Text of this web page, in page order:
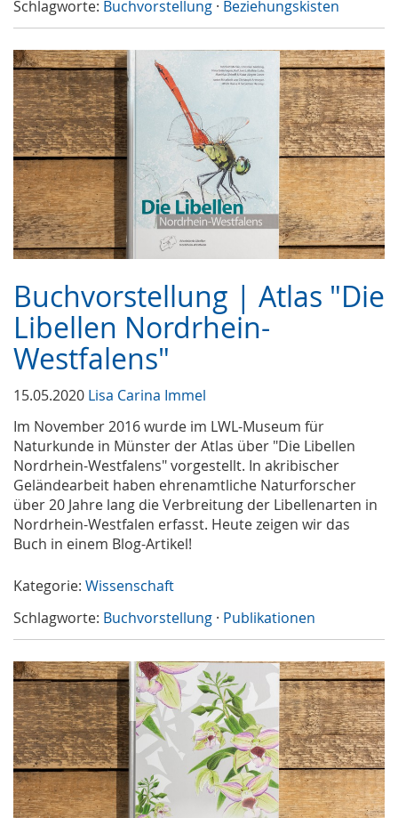
Schlagworte: Buchvorstellung · Beziehungskisten
Buchvorstellung | Atlas "Die
Libellen Nordrhein-
Westfalens"
15.05.2020 Lisa Carina Immel
Im November 2016 wurde im LWL-Museum für
Naturkunde in Münster der Atlas über "Die Libellen
Nordrhein-Westfalens" vorgestellt. In akribischer
Geländearbeit haben ehrenamtliche Naturforscher
über 20 Jahre lang die Verbreitung der Libellenarten in
Nordrhein-Westfalen erfasst. Heute zeigen wir das
Buch in einem Blog-Artikel!
Kategorie: Wissenschaft
Schlagworte: Buchvorstellung · Publikationen